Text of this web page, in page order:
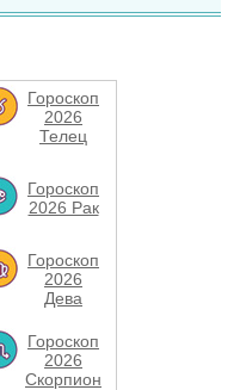
Гороскоп
2026
Телец
Гороскоп
2026 Рак
Гороскоп
2026
Дева
Гороскоп
2026
Скорпион